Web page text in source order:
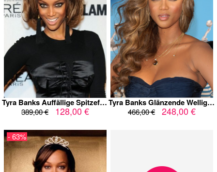
Tyra Banks Auffällige Spitzefront Wellig Kunsthaar Perücke
389,00 € 128,00 €
Tyra Banks Glänzende Wellig Spitzefront Echthaar Perücke
466,00 € 248,00 €
- 63%